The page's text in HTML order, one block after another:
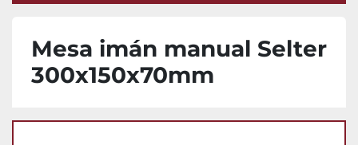
Mesa imán manual Selter
300x150x70mm